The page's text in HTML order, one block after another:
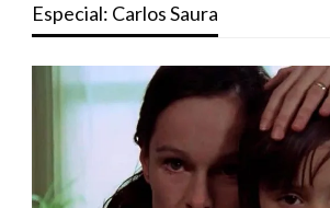
Especial: Carlos Saura